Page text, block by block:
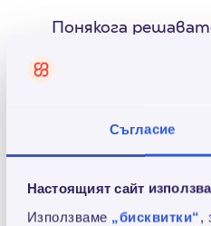
Съгласие
Настоящият сайт
Използваме „бисквитки“,
Понякога
здравословно.
Заслужаваш още! И
важно да знаете